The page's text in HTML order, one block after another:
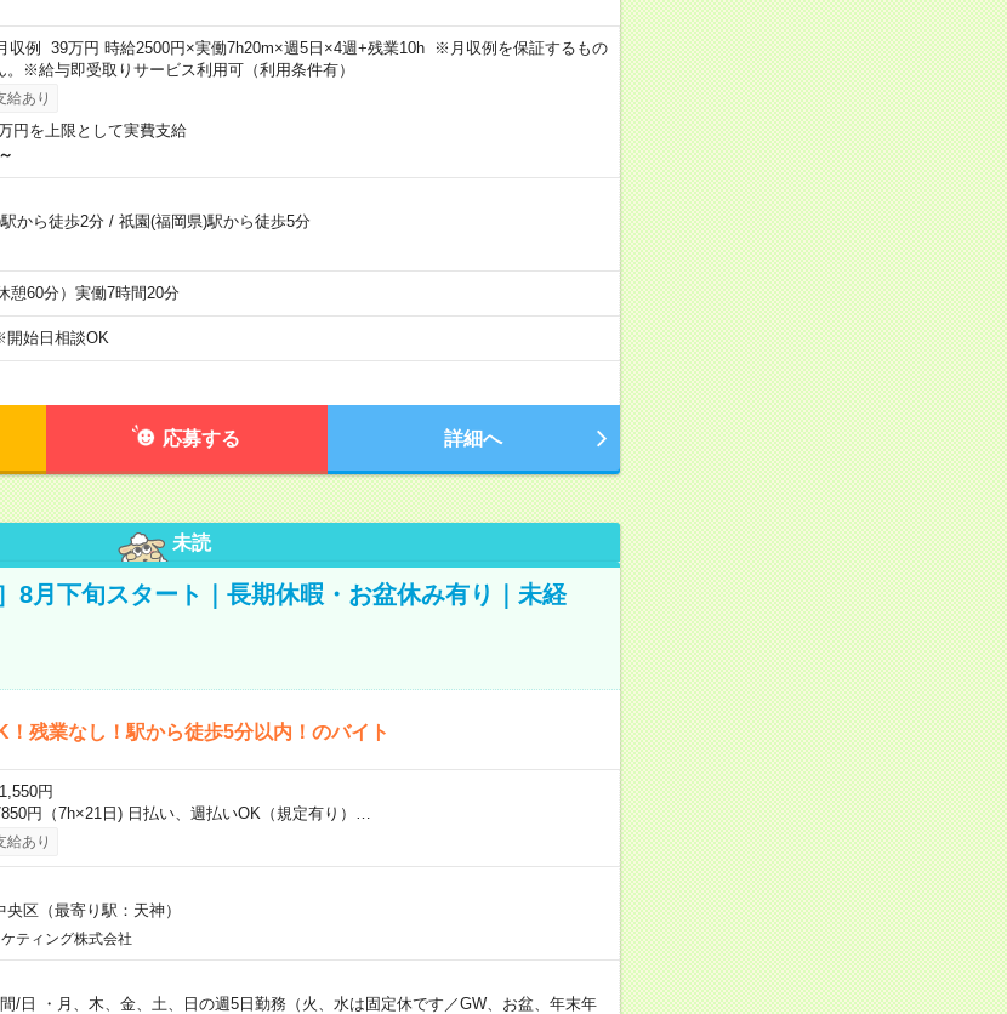
例 39万円 時給2500円×実働7h20m×週5日×4週+残業10h ※月収例を保証するもの
。※給与即受取りサービス利用可（利用条件有）
給あり
円を上限として実費支給
から徒歩2分/ 祇園(福岡県)駅から徒歩5分
憩60分）実働7時間20分
始日相談OK
応募する 詳細へ
未読
8月下旬スタート｜長期休暇・お盆休み有り｜未経
！残業なし！駅から徒歩5分以内！のバイト
円
円（7h×21日) 日払い、週払いOK（規定有り）…
給あり
区（最寄り駅：天神）
ティング株式会社
/日 ・月、木、金、土、日の週5日勤務（火、水は固定休です／GW、お盆、年末年